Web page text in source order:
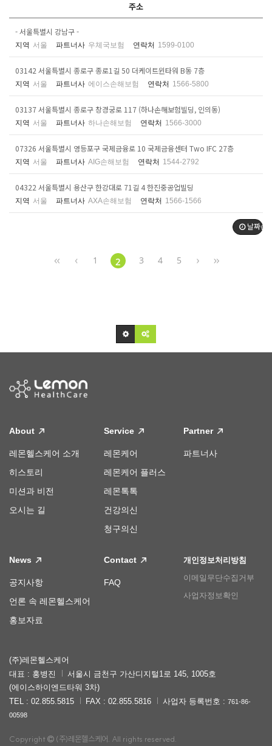
주소
- 서울특별시 강남구 -
지역 서울 파트너사 우체국보험 연락처 1599-0100
03142 서울특별시 종로구 종로1길 50 더케이트윈타워 B동 7층
지역 서울 파트너사 에이스손해보험 연락처 1566-5800
03137 서울특별시 종로구 창경궁로 117 (하나손해보험빌딩, 인의동)
지역 서울 파트너사 하나손해보험 연락처 1566-3000
07326 서울특별시 영등포구 국제금융로 10 국제금융센터 Two IFC 27층
지역 서울 파트너사 AIG손해보험 연락처 1544-2792
04322 서울특별시 용산구 한강대로 71길 4 한진중공업빌딩
지역 서울 파트너사 AXA손해보험 연락처 1566-1566
날짜순
1 2 3 4 5
About
레몬헬스케어 소개
히스토리
미션과 비전
오시는 길
Service
레몬케어
레몬케어 플러스
레몬톡톡
건강의신
청구의신
Partner
파트너사
News
공지사항
언론 속 레몬헬스케어
홍보자료
Contact
FAQ
개인정보처리방침
이메일무단수집거부
사업자정보확인
(주)레몬헬스케어
대표 : 홍병진
서울시 금천구 가산디지털1로 145, 1005호
(에이스하이엔드타워 3차)
TEL : 02.855.5815
FAX : 02.855.5816 사업자 등록번호 : 761-86-
00598
Copyright (주)레몬헬스케어. All rights reserved.